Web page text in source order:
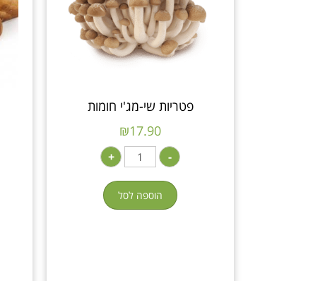
פטריות שי-מג'י חומות
₪17.90
-
+
הוספה לסל